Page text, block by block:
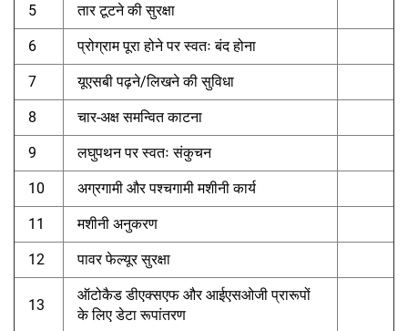
5 तार टूटने की सुरक्षा
6 प्रोग्राम पूरा होने पर स्वतः बंद होना
7 यूएसबी पढ़ने/लिखने की सुविधा
8 चार-अक्ष समन्वित काटना
9 लघुपथन पर स्वतः संकुचन
10 अग्रगामी और पश्चगामी मशीनी कार्य
11 मशीनी अनुकरण
12 पावर फेल्यूर सुरक्षा
13
ऑटोकैड डीएक्सएफ और आईएसओजी प्रारूपों
के लिए डेटा रूपांतरण